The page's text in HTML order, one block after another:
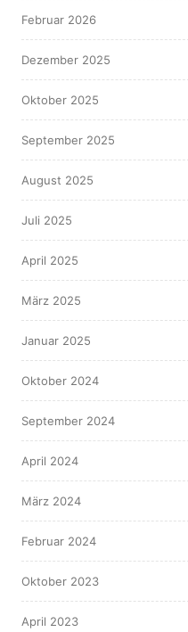
Februar 2026
Dezember 2025
Oktober 2025
September 2025
August 2025
Juli 2025
April 2025
März 2025
Januar 2025
Oktober 2024
September 2024
April 2024
März 2024
Februar 2024
Oktober 2023
April 2023